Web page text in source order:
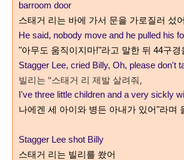
barroom door
스태거 리는 바에 가서 문을 가로질러 섰어
He said, nobody move and he pulled his
"아무도 움직이지마!"라고 말한 뒤 44구경
Stagger Lee, cried Billy, Oh, please don't
빌리는 "스태거 리 제발 살려줘,
I've three little children and a very sickly
나에겐 세 아이와 병든 아내가 있어"라며
Stagger Lee shot Billy
스태거 리는 빌리를 쐈어